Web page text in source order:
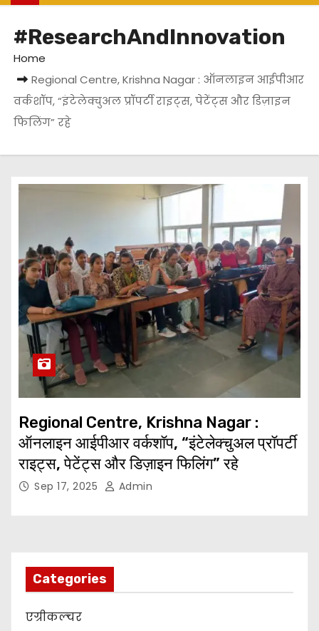
#ResearchAndInnovation
Home
Regional Centre, Krishna Nagar : ऑनलाइन आईपीआर
वर्कशॉप, “इंटेलेक्चुअल प्रॉपर्टी राइट्स, पेटेंट्स और डिज़ाइन
फिलिंग” रहे
Regional Centre, Krishna Nagar :
ऑनलाइन आईपीआर वर्कशॉप, “इंटेलेक्चुअल प्रॉपर्टी
राइट्स, पेटेंट्स और डिज़ाइन फिलिंग” रहे
Sep 17, 2025 Admin
Categories
एग्रीकल्चर